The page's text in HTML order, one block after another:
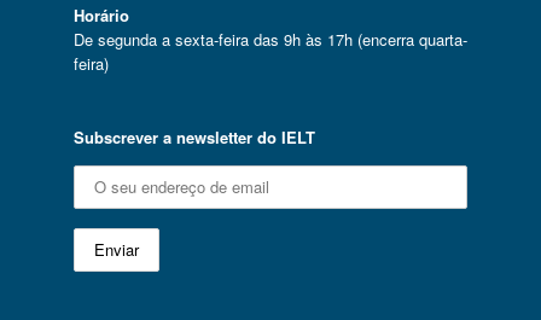
Horário
De segunda a sexta-feira das 9h às 17h (encerra quarta-
feira)
Subscrever a newsletter do IELT